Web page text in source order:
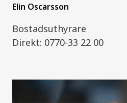
Elin Oscarsson
Bostadsuthyrare
Direkt: 0770-33 22 00